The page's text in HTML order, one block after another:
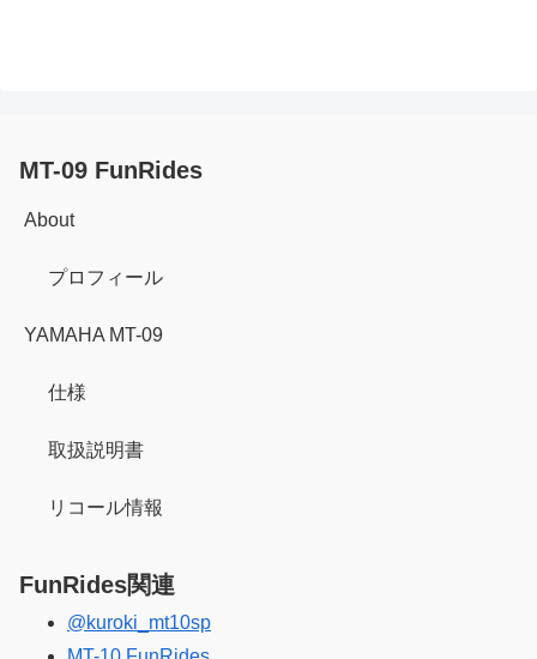
MT-09 FunRides
About
プロフィール
YAMAHA MT-09
仕様
取扱説明書
リコール情報
FunRides関連
@kuroki_mt10sp